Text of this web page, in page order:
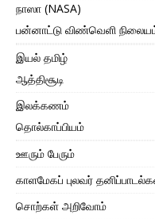
நாஸா (NASA)
பன்னாட்டு விண்வெளி
இயல் தமிழ்
ஆத்திசூடி
இலக்கணம்
தொல்காப்பியம்
ஊரும் பேரும்
காளமேகப் புலவர்
சொற்கள் அறிவோம்